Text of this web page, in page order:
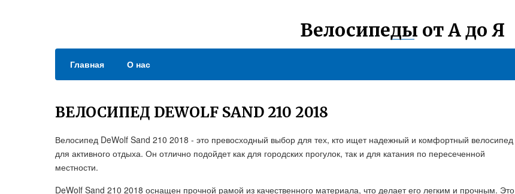
Велосипеды от А до Я
Главная О нас
ВЕЛОСИПЕД DEWOLF SAND 210 2018
Велосипед DeWolf Sand 210 2018 - это превосходный выбор для тех, кто ищет надежный и комфортный велосипед
для активного отдыха. Он отлично подойдет как для городских прогулок, так и для катания по пересеченной
местности.
DeWolf Sand 210 2018 оснащен прочной рамой из качественного материала, что делает его легким и прочным. Это